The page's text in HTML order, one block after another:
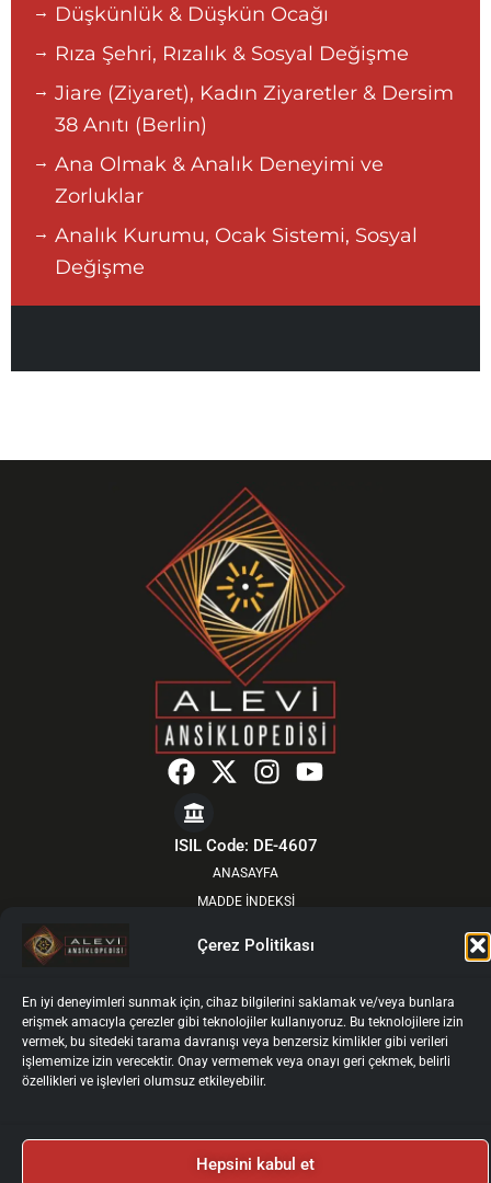
Çerez Politikası
En iyi deneyimleri sunmak için, cihaz bilgilerini saklamak ve/veya bunlara
erişmek amacıyla çerezler gibi teknolojiler kullanıyoruz. Bu teknolojilere izin
vermek, bu sitedeki tarama davranışı veya benzersiz kimlikler gibi verileri
işlememize izin verecektir. Onay vermemek veya onayı geri çekmek, belirli
özellikleri ve işlevleri olumsuz etkileyebilir.
Hepsini kabul et
Düşkünlük & Düşkün Ocağı
Rıza Şehri, Rızalık & Sosyal Değişme
Jiare (Ziyaret), Kadın Ziyaretler & Dersim
38 Anıtı (Berlin)
Ana Olmak & Analık Deneyimi ve
Zorluklar
Analık Kurumu, Ocak Sistemi, Sosyal
Değişme
F
a
c
e
X
w
i
t
e
I
n
t
a
g
r
a
Y
t
ISIL Code: DE-4607
ANASAYFA
MADDE İNDEKSİ
HAKKIMIZDA
KURULLAR
YAZARLAR İÇİN
YAZAR GİRİŞİ
Kişisel Verilerin İşlenmesi ve Korunması